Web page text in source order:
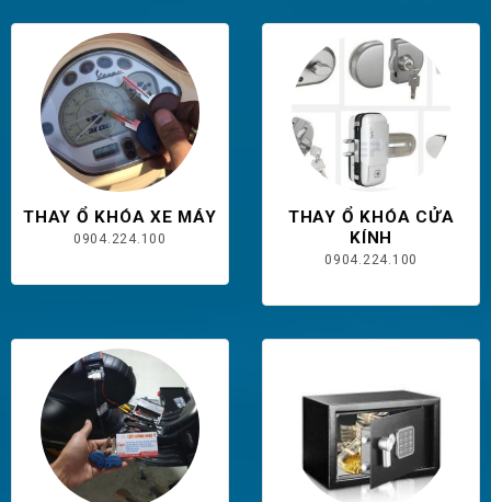
THAY Ổ KHÓA XE MÁY
0904.224.100
THAY Ổ KHÓA CỬA
KÍNH
0904.224.100